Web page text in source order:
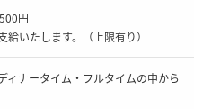
円
給いたします。（上限有り）
ナータイム・フルタイムの中から